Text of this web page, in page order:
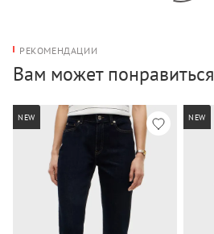
РЕКОМЕНДАЦИИ
Вам может понравиться
NEW NEW